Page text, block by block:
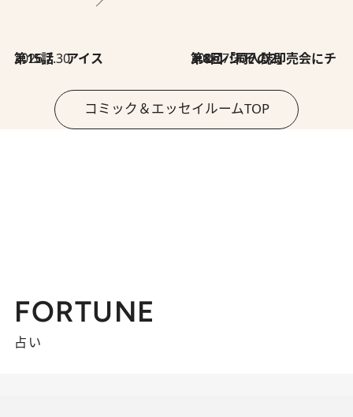
2026.7.30
第15話 アイス 2026.7.30
第8回「同人誌即売会にチャレンジ その2」
コミック＆エッセイルームTOP
FORTUNE
占い